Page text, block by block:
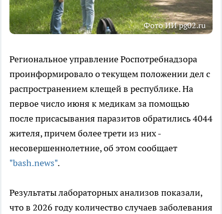
Фото ИИ pg02.ru
Региональное управление Роспотребнадзора
проинформировало о текущем положении дел с
распространением клещей в республике. На
первое число июня к медикам за помощью
после присасывания паразитов обратились 4044
жителя, причем более трети из них -
несовершеннолетние, об этом сообщает
"bash.news".
Результаты лабораторных анализов показали,
что в 2026 году количество случаев заболевания